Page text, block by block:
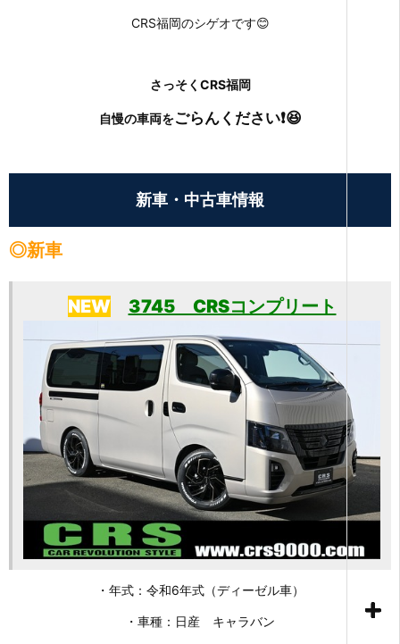
CRS福岡のシゲオです😊
さっそく CRS福岡
自慢の車両をごらんください❗😆
新車・中古車情報
◎新車
NEW 3745 CRSコンプリート
・年式：令和6年式（ディーゼル車）
・車種：日産 キャラバン